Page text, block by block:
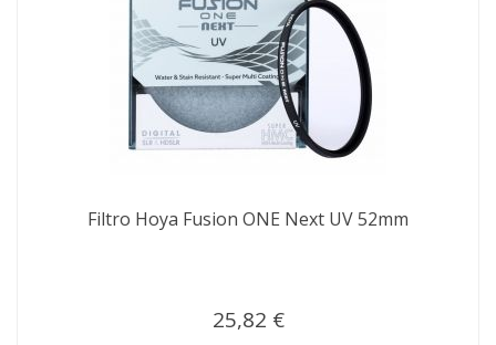
Filtro Hoya Fusion ONE Next UV 52mm
25,82 €